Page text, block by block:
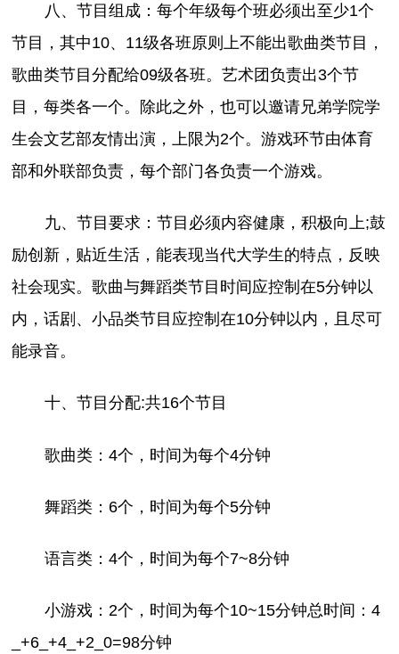
八、节目组成：每个年级每个班必须出至少1个
节目，其中10、11级各班原则上不能出歌曲类节目，
歌曲类节目分配给09级各班。艺术团负责出3个节
目，每类各一个。除此之外，也可以邀请兄弟学院学
生会文艺部友情出演，上限为2个。游戏环节由体育
部和外联部负责，每个部门各负责一个游戏。
九、节目要求：节目必须内容健康，积极向上;鼓
励创新，贴近生活，能表现当代大学生的特点，反映
社会现实。歌曲与舞蹈类节目时间应控制在5分钟以
内，话剧、小品类节目应控制在10分钟以内，且尽可
能录音。
十、节目分配:共16个节目
歌曲类：4个，时间为每个4分钟
舞蹈类：6个，时间为每个5分钟
语言类：4个，时间为每个7~8分钟
小游戏：2个，时间为每个10~15分钟总时间：4
_+6_+4_+2_0=98分钟